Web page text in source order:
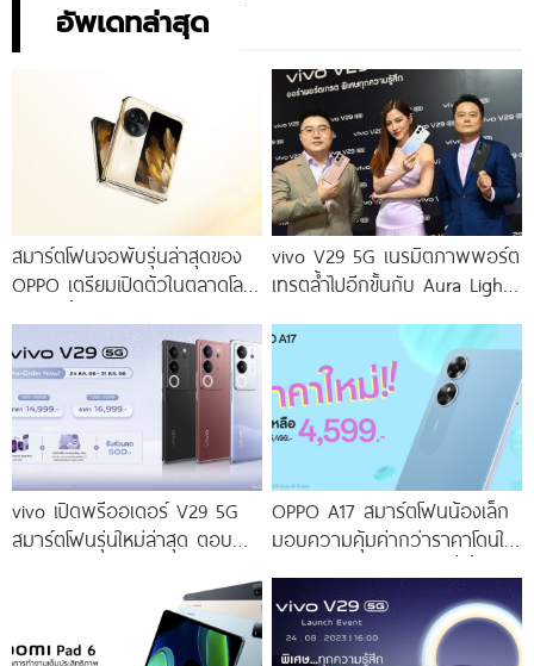
อัพเดทล่าสุด
สมาร์ตโฟนจอพับรุ่นล่าสุดของ
OPPO เตรียมเปิดตัวในตลาดโลก
vivo V29 5G เนรมิตภาพพอร์ต
เทรตล้ำไปอีกขั้นกับ Aura Light
โดดเด่นด้วยสุนทรียศาสตร์แห่ง
vivo เปิดพรีออเดอร์ V29 5G
สมาร์ตโฟนรุ่นใหม่ล่าสุด ตอบ
ราคาเริ่มต้นเพียง 14,999 บาท
จัดเต็มกับโปรโมชันพิเศษก่อนใคร
OPPO A17 สมาร์ตโฟนน้องเล็ก
มอบความคุ้มค่ากว่าราคาโดนใจ
ราคาใหม่เพียง 4,599 บาท
เท่านั้น!